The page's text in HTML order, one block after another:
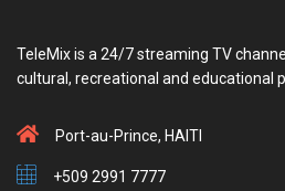
TeleMix is a 24/7 streaming TV
cultural, recreational and educational
Port-au-Prince, HAITI
+509 2991 7777